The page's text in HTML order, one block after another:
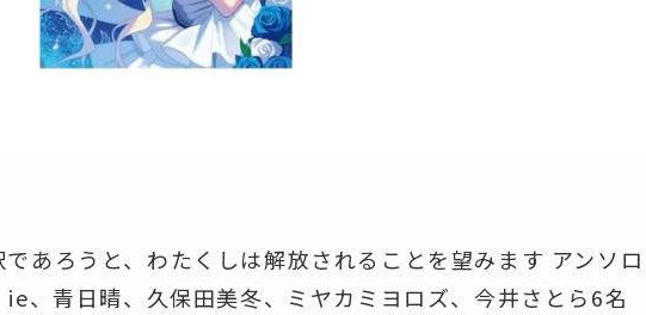
であろうと、わたくしは解放されることを望みます アンソロ
、青日晴、久保田美冬、ミヤカミヨロズ、今井さとら6名